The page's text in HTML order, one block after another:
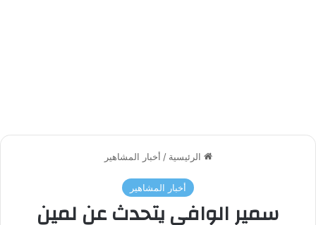
الرئيسية / أخبار المشاهير
أخبار المشاهير
سمير الوافي يتحدث عن لمين